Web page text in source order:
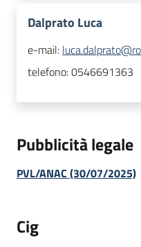
Dalprato Luca
e-mail:
telefono:0546691363
Pubblicità legale
PVL/ANAC (30/07/2025)
Cig